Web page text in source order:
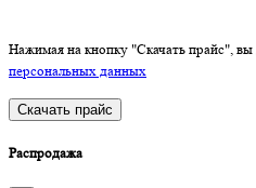
Нажимая на кнопку "Скачать прайс", вы
персональных данных
Скачать прайс
Распродажа